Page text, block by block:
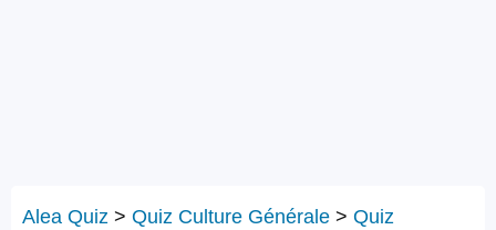
Alea Quiz > Quiz Culture Générale > Quiz